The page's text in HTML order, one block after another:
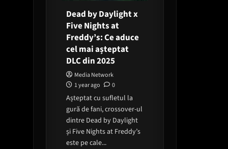
Dead by Daylight x
Five Nights at
Freddy’s: Ce aduce
cel mai așteptat
DLC din 2025
Media Network
1 year ago
0
Așteptat cu sufletul la
gură de fani, crossover-ul
dintre Dead by Daylight
și Five Nights at Freddy’s
este pe cale...